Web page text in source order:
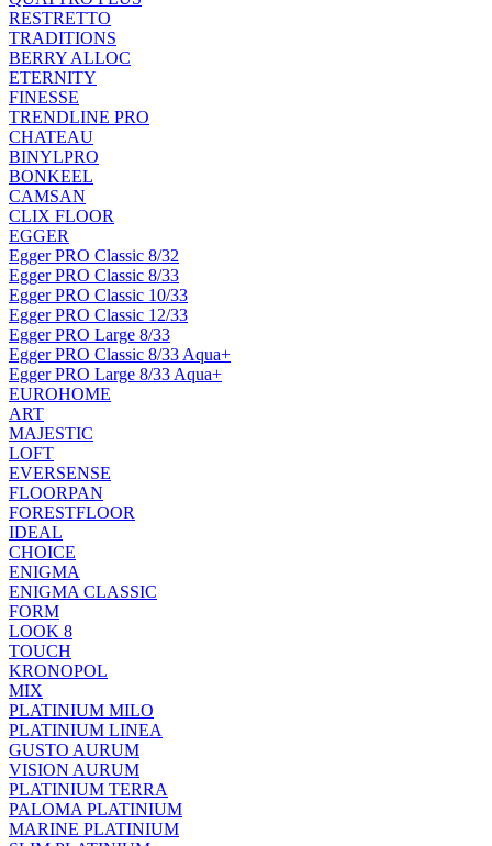
RESTRETTO
TRADITIONS
BERRY ALLOC
ETERNITY
FINESSE
TRENDLINE PRO
CHATEAU
BINYLPRO
BONKEEL
CAMSAN
CLIX FLOOR
EGGER
Egger PRO Classic 8/32
Egger PRO Classic 8/33
Egger PRO Classic 10/33
Egger PRO Classic 12/33
Egger PRO Large 8/33
Egger PRO Classic 8/33 Aqua+
Egger PRO Large 8/33 Aqua+
EUROHOME
ART
MAJESTIC
LOFT
EVERSENSE
FLOORPAN
FORESTFLOOR
IDEAL
CHOICE
ENIGMA
ENIGMA CLASSIC
FORM
LOOK 8
TOUCH
KRONOPOL
MIX
PLATINIUM MILO
PLATINIUM LINEA
GUSTO AURUM
VISION AURUM
PLATINIUM TERRA
PALOMA PLATINIUM
MARINE PLATINIUM